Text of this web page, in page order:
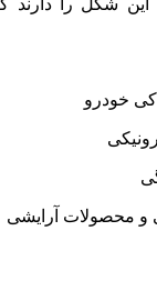
این شکل را
خودرو
و محصولات آرایشی